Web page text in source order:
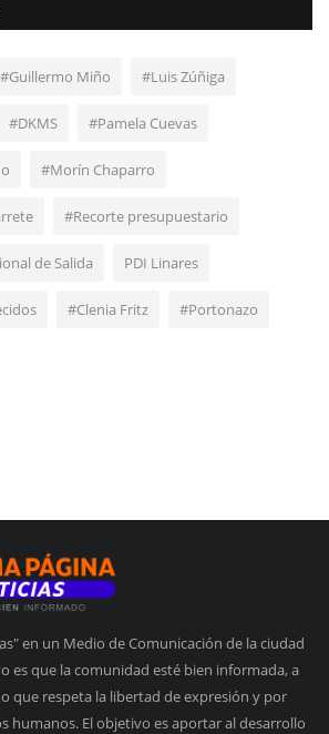
#Guillermo Miño #Luis Zúñiga
#DKMS #Pamela Cuevas
#Morín Chaparro
#Recorte presupuestario
de Salida PDI Linares
#Clenia Fritz #Portonazo
en un Medio de Comunicación de la ciudad
es que la comunidad esté bien informada, a
que respeta la libertad de expresión y por
humanos. El objetivo es aportar al desarrollo